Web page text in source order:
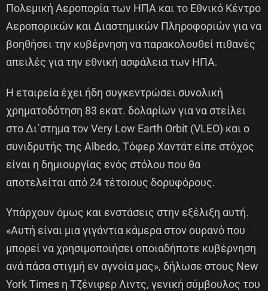
Πολεμική Αεροπορία των ΗΠΑ και το Εθνικό Κέντρο
Αεροπορικών και Διαστημικών Πληροφοριών για να
βοηθήσει την κυβέρνηση να παρακολουθεί πιθανές
απειλές για την εθνική ασφάλεια των ΗΠΑ.
Η εταιρεία έχει ήδη συγκεντρώσει συνολική
χρηματοδότηση 83 εκατ. δολαρίων για να στείλει
στο Δι΄στημα τον Very Low Earth Orbit (VLEO) και ο
συνιδρυτής της Albedo, Τόφερ Χαντάτ είπε στόχος
είναι η δημιουργίας ενός στόλου που θα
αποτελείται από 24 τέτοιους δορυφόρους.
Υπάρχουν όμως και ενστάσεις στην εξέλιξη αυτή.
«Αυτή είναι μια γιγάντια κάμερα στον ουρανό που
μπορεί να χρησιμοποιήσει οποιαδήποτε κυβέρνηση
ανά πάσα στιγμή εν αγνοία μας», δήλωσε στους New
York Times η Τζένιφερ Λιντς, γενική σύμβουλος του